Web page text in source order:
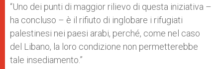
“Uno dei punti di maggior rilievo di questa iniziativa –
ha concluso – è il rifiuto di inglobare i rifugiati
palestinesi nei paesi arabi, perché, come nel caso
del Libano, la loro condizione non permetterebbe
tale insediamento.”